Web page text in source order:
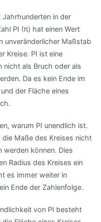
Jahrhunderten in der
PI (π) hat einen Wert
unveränderlicher Maßstab
Kreise. PI ist eine
nicht als Bruch oder als
Da es kein Ende im
der Fläche eines
warum PI unendlich ist.
Maße des Kreises nicht
werden können. Dies
Radius des Kreises ein
es immer weiter in
Ende der Zahlenfolge.
von PI besteht